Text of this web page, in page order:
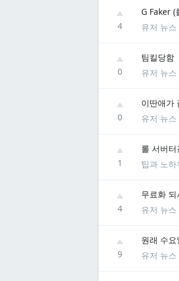
4
G Faker (
유저 뉴스
0
팀킬당함
유저 뉴스
0
이딴애가
유저 뉴스
1
롤 서버
팁과 노하
4
무료화
유저 뉴스
9
원래 수
유저 뉴스